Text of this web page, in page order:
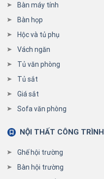
Bàn máy tính
Bàn họp
Hộc và tủ phụ
Vách ngăn
Tủ văn phòng
Tủ sắt
Giá sắt
Sofa văn phòng
NỘI THẤT CÔNG TRÌNH
Ghế hội trường
Bàn hội trường